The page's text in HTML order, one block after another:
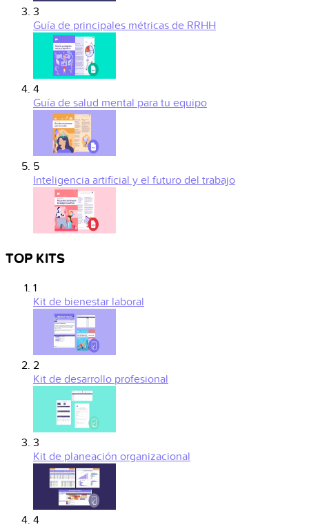
3
Guía de principales métricas de RRHH
4
Guía de salud mental para tu equipo
5
Inteligencia artificial y el futuro del trabajo
TOP KITS
1
Kit de bienestar laboral
2
Kit de desarrollo profesional
3
Kit de planeación organizacional
4